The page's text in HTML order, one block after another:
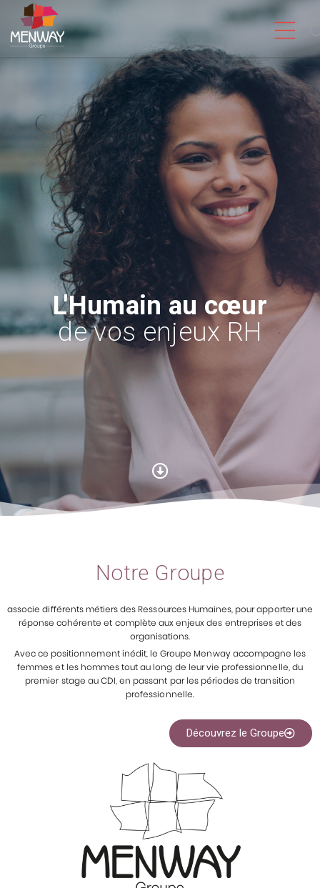
L'Humain au cœur
de vos enjeux RH
Notre Groupe
associe différents métiers des Ressources Humaines, pour apporter une
réponse cohérente et complète aux enjeux des entreprises et des
organisations.
Avec ce positionnement inédit, le Groupe Menway accompagne les
femmes et les hommes tout au long de leur vie professionnelle, du
premier stage au CDI, en passant par les périodes de transition
professionnelle.
Découvrez le Groupe